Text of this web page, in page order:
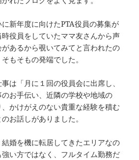
新年度に向けたPTA役員の募集が
役員をしていたママ友さんから声
あるから覗いてみてと言われたの
もそもの発端でした。
は「月に１回の役員会に出席し、
お手伝い、近隣の学校や地域の
かけがえのない貴重な経験を積む
お話しがありました。
婚を機に転居してきたエリアなの
い方ではなく、フルタイム勤務だ